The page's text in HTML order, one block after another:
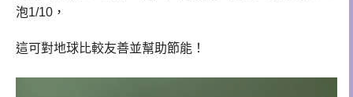
泡1/10，
這可對地球比較友善並幫助節能！